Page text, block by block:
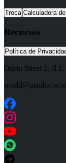
Troca Calculadora de
Recursos
Política de
Odrin Street 2, fl.1 ,